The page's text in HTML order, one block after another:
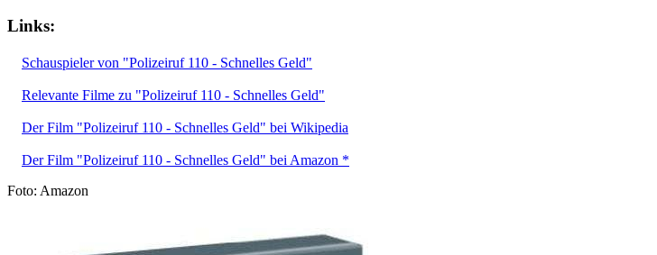
Links:
Schauspieler von "Polizeiruf 110 - Schnelles Geld"
Relevante Filme zu "Polizeiruf 110 - Schnelles Geld"
Der Film "Polizeiruf 110 - Schnelles Geld" bei Wikipedia
Der Film "Polizeiruf 110 - Schnelles Geld" bei Amazon *
Foto: Amazon